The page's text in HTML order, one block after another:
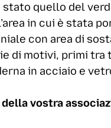
stato quello del
in cui è stata
con area di
di motivi, primi
in acciaio e
della vostra